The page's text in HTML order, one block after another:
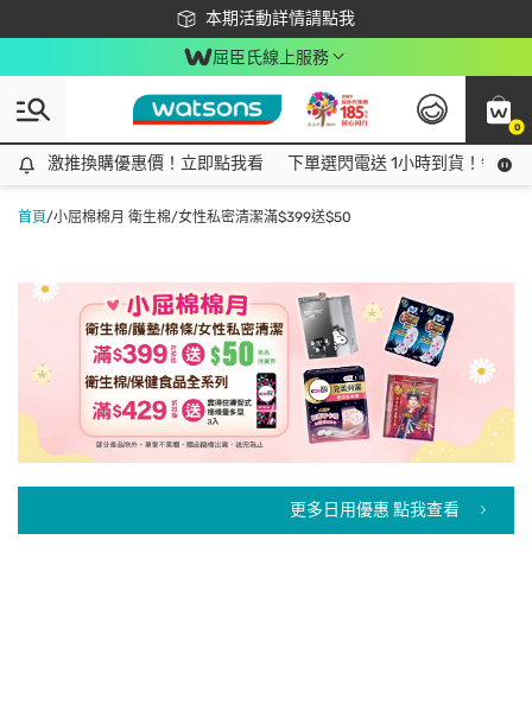
本期活動詳情請點我
下載app最高回饋$350
屈臣氏線上服務
0
激推換購優惠價！立即點我看
激推換購優惠價！立即點我看 下單選閃電送 1小時到貨！領神
首頁/小屈棉棉月 衛生棉/女性私密清潔滿$399送$50
更多日用優惠 點我查看